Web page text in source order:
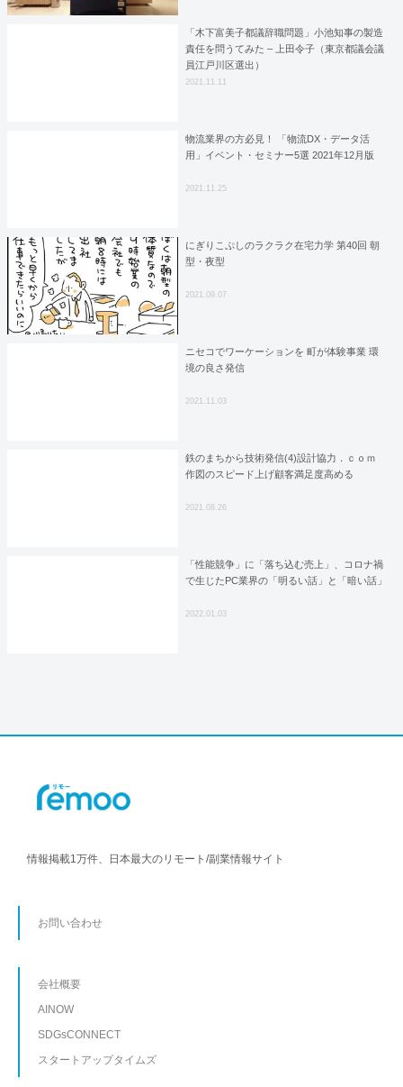
「木下富美子都議辞職問題」小池知事の製造
責任を問うてみた – 上田令子（東京都議会議
員江戸川区選出）
2021.11.11
物流業界の方必見！ 「物流DX・データ活
用」イベント・セミナー5選 2021年12月版
2021.11.25
にぎりこぷしのラクラク在宅力学 第40回 朝
型・夜型
2021.09.07
ニセコでワーケーションを 町が体験事業 環
境の良さ発信
2021.11.03
鉄のまちから技術発信(4)設計協力．ｃｏｍ
作図のスピード上げ顧客満足度高める
2021.08.26
「性能競争」に「落ち込む売上」、コロナ禍
で生じたPC業界の「明るい話」と「暗い話」
2022.01.03
情報掲載1万件、日本最大のリモート/副業情報サイト
お問い合わせ
会社概要
AINOW
SDGsCONNECT
スタートアップタイムズ